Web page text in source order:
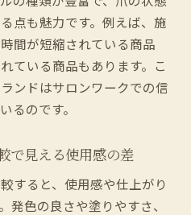
点も魅力です。例えば、施
間が短縮されている商品
ている商品もあります。こ
ンドはサロンワークでの信
るのです。
で見える使用感の差
すると、使用感や仕上がり
発色の良さや塗りやすさ、